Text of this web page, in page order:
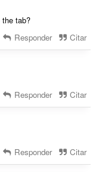
the tab?
Responder Citar
Responder Citar
Responder Citar